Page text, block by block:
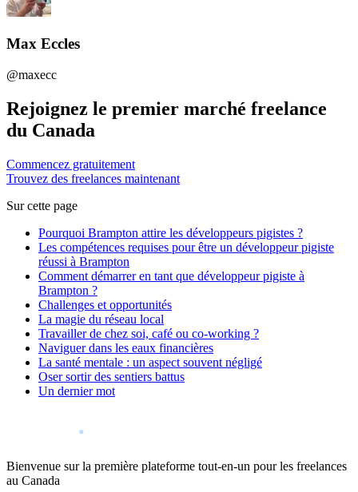
Max Eccles
@maxecc
Rejoignez le premier marché freelance
du Canada
Commencez gratuitement
Trouvez des freelances maintenant
Sur cette page
Pourquoi Brampton attire les développeurs pigistes ?
Les compétences requises pour être un développeur pigiste
réussi à Brampton
Comment démarrer en tant que développeur pigiste à
Brampton ?
Challenges et opportunités
La magie du réseau local
Travailler de chez soi, café ou co-working ?
Naviguer dans les eaux financières
La santé mentale : un aspect souvent négligé
Oser sortir des sentiers battus
Un dernier mot
Bienvenue sur la première plateforme tout-en-un pour les freelances
au Canada